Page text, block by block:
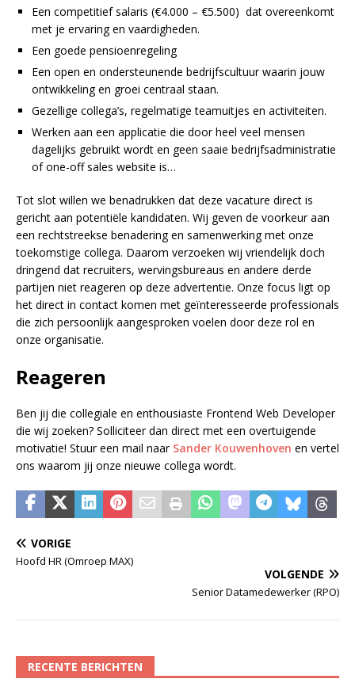
Een competitief salaris (€4.000 – €5.500) dat overeenkomt
met je ervaring en vaardigheden.
Een goede pensioenregeling
Een open en ondersteunende bedrijfscultuur waarin jouw
ontwikkeling en groei centraal staan.
Gezellige collega’s, regelmatige teamuitjes en activiteiten.
Werken aan een applicatie die door heel veel mensen
dagelijks gebruikt wordt en geen saaie bedrijfsadministratie
of one-off sales website is…
Tot slot willen we benadrukken dat deze vacature direct is
gericht aan potentiële kandidaten. Wij geven de voorkeur aan
een rechtstreekse benadering en samenwerking met onze
toekomstige collega. Daarom verzoeken wij vriendelijk doch
dringend dat recruiters, wervingsbureaus en andere derde
partijen niet reageren op deze advertentie. Onze focus ligt op
het direct in contact komen met geïnteresseerde professionals
die zich persoonlijk aangesproken voelen door deze rol en
onze organisatie.
Reageren
Ben jij die collegiale en enthousiaste Frontend Web Developer
die wij zoeken? Solliciteer dan direct met een overtuigende
motivatie! Stuur een mail naar Sander Kouwenhoven en vertel
ons waarom jij onze nieuwe collega wordt.
VORIGE
Hoofd HR (Omroep MAX)
VOLGENDE
Senior Datamedewerker (RPO)
RECENTE BERICHTEN